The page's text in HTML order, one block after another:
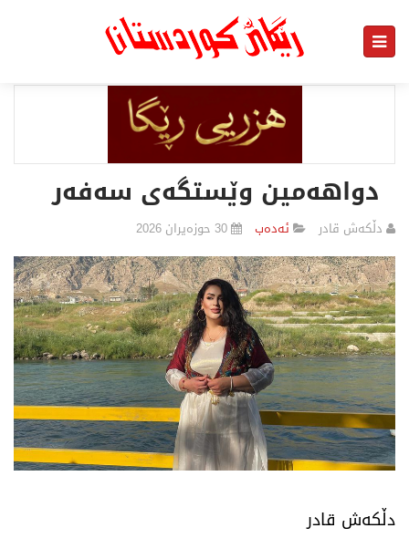
دواهەمین وێستگەی سەفەر
دڵکەش قادر ئەدەب 30 حوزەیران 2026
دڵکەش قادر